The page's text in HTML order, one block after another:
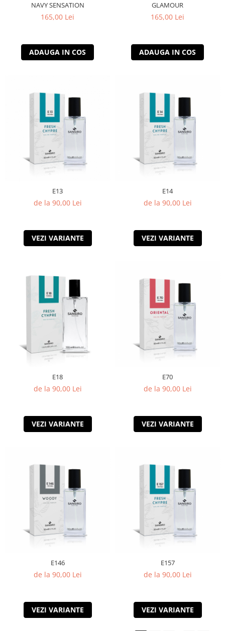
NAVY SENSATION
165,00 Lei
ADAUGA IN COS
GLAMOUR
165,00 Lei
ADAUGA IN COS
E13
de la 90,00 Lei
VEZI VARIANTE
E14
de la 90,00 Lei
VEZI VARIANTE
E18
de la 90,00 Lei
VEZI VARIANTE
E70
de la 90,00 Lei
VEZI VARIANTE
E146
de la 90,00 Lei
VEZI VARIANTE
E157
de la 90,00 Lei
VEZI VARIANTE